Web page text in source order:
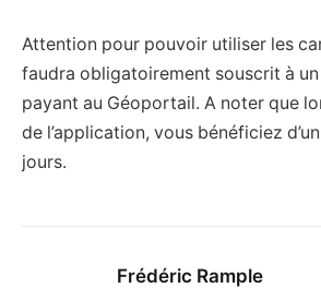
Attention pour pouvoir utiliser les
faudra obligatoirement souscrit à
payant au Géoportail. A noter que
de l’application, vous bénéficiez
jours.
Frédéric Rample